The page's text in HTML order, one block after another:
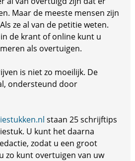
Maar de meeste mensen zijn
ze al van de petitie weten.
de krant of online kunt u
als overtuigen.
is niet zo moeilijk. De
ondersteund door
staan 25 schrijftips
U kunt het daarna
zodat u een groot
zo kunt overtuigen van uw